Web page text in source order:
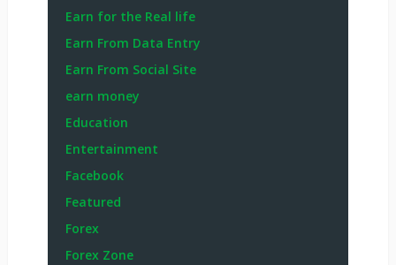
Earn for the Real life
Earn From Data Entry
Earn From Social Site
earn money
Education
Entertainment
Facebook
Featured
Forex
Forex Zone